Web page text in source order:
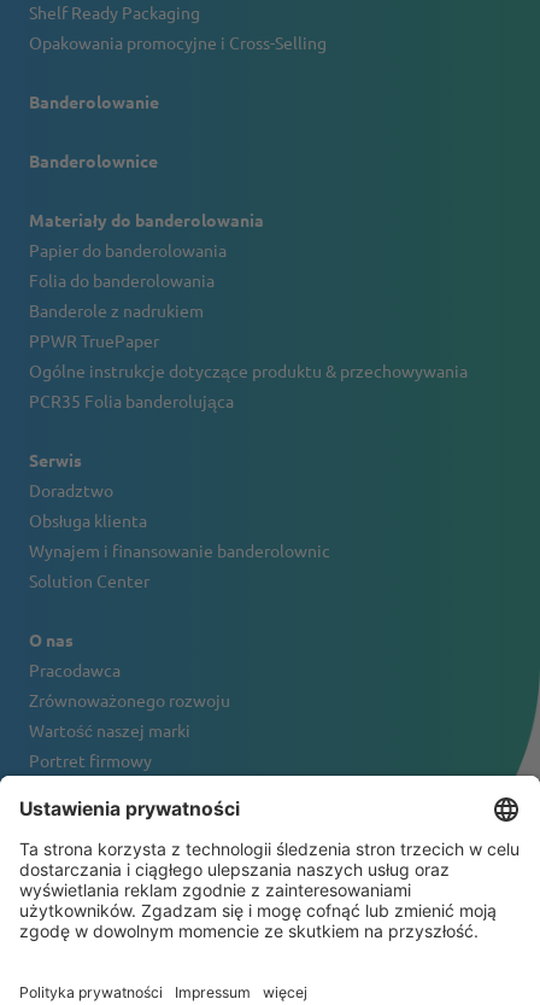
Shelf Ready Packaging
Opakowania promocyjne i Cross-Selling
Banderolowanie
Banderolownice
Materiały do banderolowania
Papier do banderolowania
Folia do banderolowania
Banderole z nadrukiem
PPWR TruePaper
Ogólne instrukcje dotyczące produktu & przechowywania
PCR35 Folia banderolująca
Serwis
Doradztwo
Obsługa klienta
Wynajem i finansowanie banderolownic
Solution Center
O nas
Pracodawca
Zrównoważonego rozwoju
Wartość naszej marki
Portret firmowy
Kontakt
NEWSLETTER